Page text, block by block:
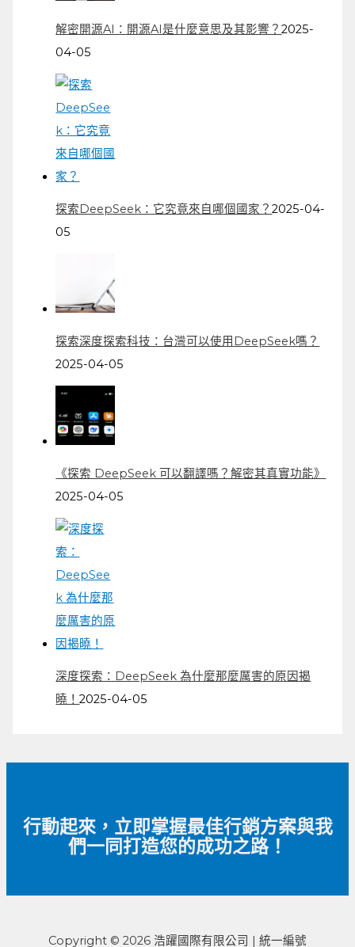
解密開源AI：開源AI是什麼意思及其影響？2025-
04-05
探索DeepSeek：它究竟來自哪個國家？2025-04-
05
探索深度探索科技：台灣可以使用DeepSeek嗎？
2025-04-05
《探索 DeepSeek 可以翻譯嗎？解密其真實功能》
2025-04-05
深度探索：DeepSeek 為什麼那麼厲害的原因揭
曉！2025-04-05
行動起來，立即掌握最佳行銷方案與我
們一同打造您的成功之路！
Copyright © 2026 浩躍國際有限公司 | 統一編號